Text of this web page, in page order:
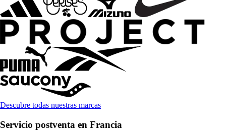
Descubre todas nuestras marcas
Servicio postventa en Francia